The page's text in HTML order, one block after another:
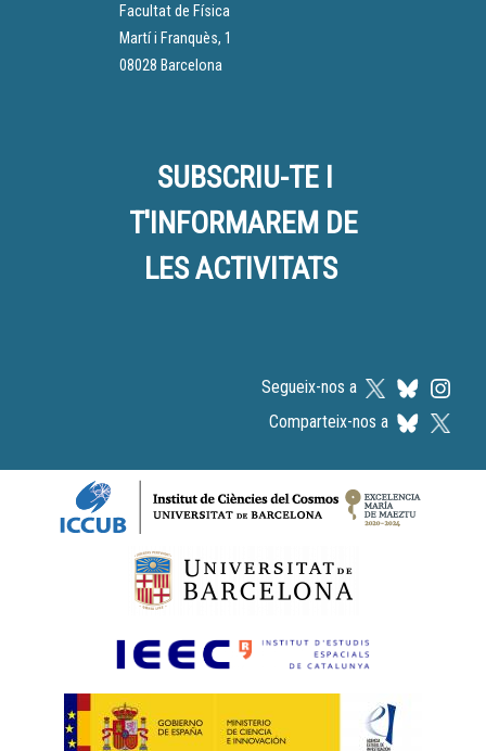
Facultat de Física
Martí i Franquès, 1
08028 Barcelona
SUBSCRIU-TE I
T'INFORMAREM DE
LES ACTIVITATS
Segueix-nos a
Comparteix-nos a
Logos footer